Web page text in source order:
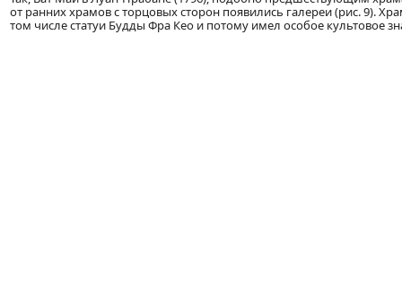
от ранних храмов с торцовых сторон появились галереи (рис. 9).
том числе статуи Будды Фра Кео и потому имел особое культовое